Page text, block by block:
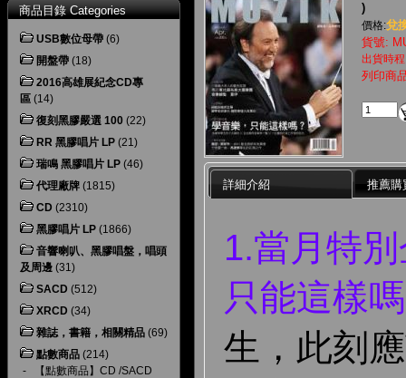
商品目錄 Categories
USB數位母帶 (6)
開盤帶 (18)
2016高雄展紀念CD專
區 (14)
復刻黑膠嚴選 100 (22)
RR 黑膠唱片 LP (21)
瑞鳴 黑膠唱片 LP (46)
代理廠牌 (1815)
CD (2310)
黑膠唱片 LP (1866)
音響喇叭、黑膠唱盤，唱頭
及周邊 (31)
SACD (512)
XRCD (34)
雜誌，書籍，相關精品 (69)
點數商品 (214)
-
【點數商品】CD /SACD
)
價格:兌
貨號:
出貨時
列印商
詳細介紹 推薦購
1.當月特
只能這樣
生，此刻